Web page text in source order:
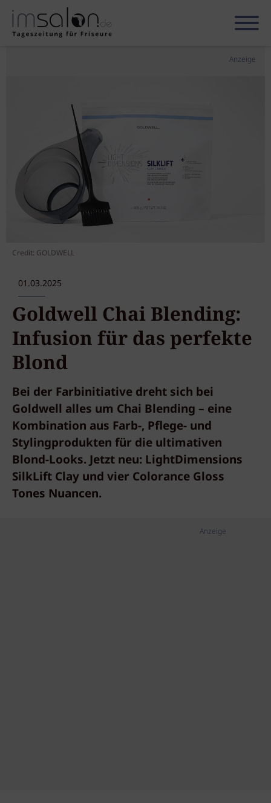
Anzeige
Credit: GOLDWELL
01.03.2025
Goldwell Chai Blending:
Infusion für das perfekte
Blond
Bei der Farbinitiative dreht sich bei
Goldwell alles um Chai Blending – eine
Kombination aus Farb-, Pflege- und
Stylingprodukten für die ultimativen
Blond-Looks. Jetzt neu: LightDimensions
SilkLift Clay und vier Colorance Gloss
Tones Nuancen.
Anzeige